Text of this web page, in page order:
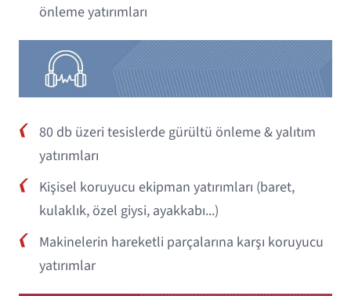
önleme yatırımları
80 db üzeri tesislerde gürültü önleme & yalıtım
yatırımları
Kişisel koruyucu ekipman yatırımları (baret,
kulaklık, özel giysi, ayakkabı...)
Makinelerin hareketli parçalarına karşı koruyucu
yatırımlar